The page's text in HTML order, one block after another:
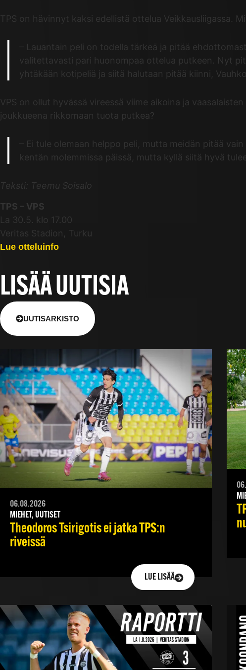
TPS on hävinnyt kaksi edellistä ottelua Veikkausliigassa.
– Lauantain peli on todella tärkeä ja pitää
valitettavasti pari huonompaa ottelua putkeen. Nyt
yhtäkään kotipeliä ja siitä halutaan pitää kiinni,
VPS on ollut hyvässä vireessä viime aikoina ja
joukkueena rikkomaan tuota putkea?
– Ei tule olemaan helppo peli, mutta meidän pitää
kentän molemmissa päissä, mutta kyllä siitä hyvä
Teksti: Teemu Soisalo
TPS – VPS
La 30.5. klo 17.00
Veritas Stadion, Turku
Lue otteluinfo
LISÄÄ UUTISIA
UUTISARKISTO
06.08.2026
MIEHET, UUTISET
Theodoros Tsirigotis ei jatka TPS:n
riveissä
LUE LISÄÄ